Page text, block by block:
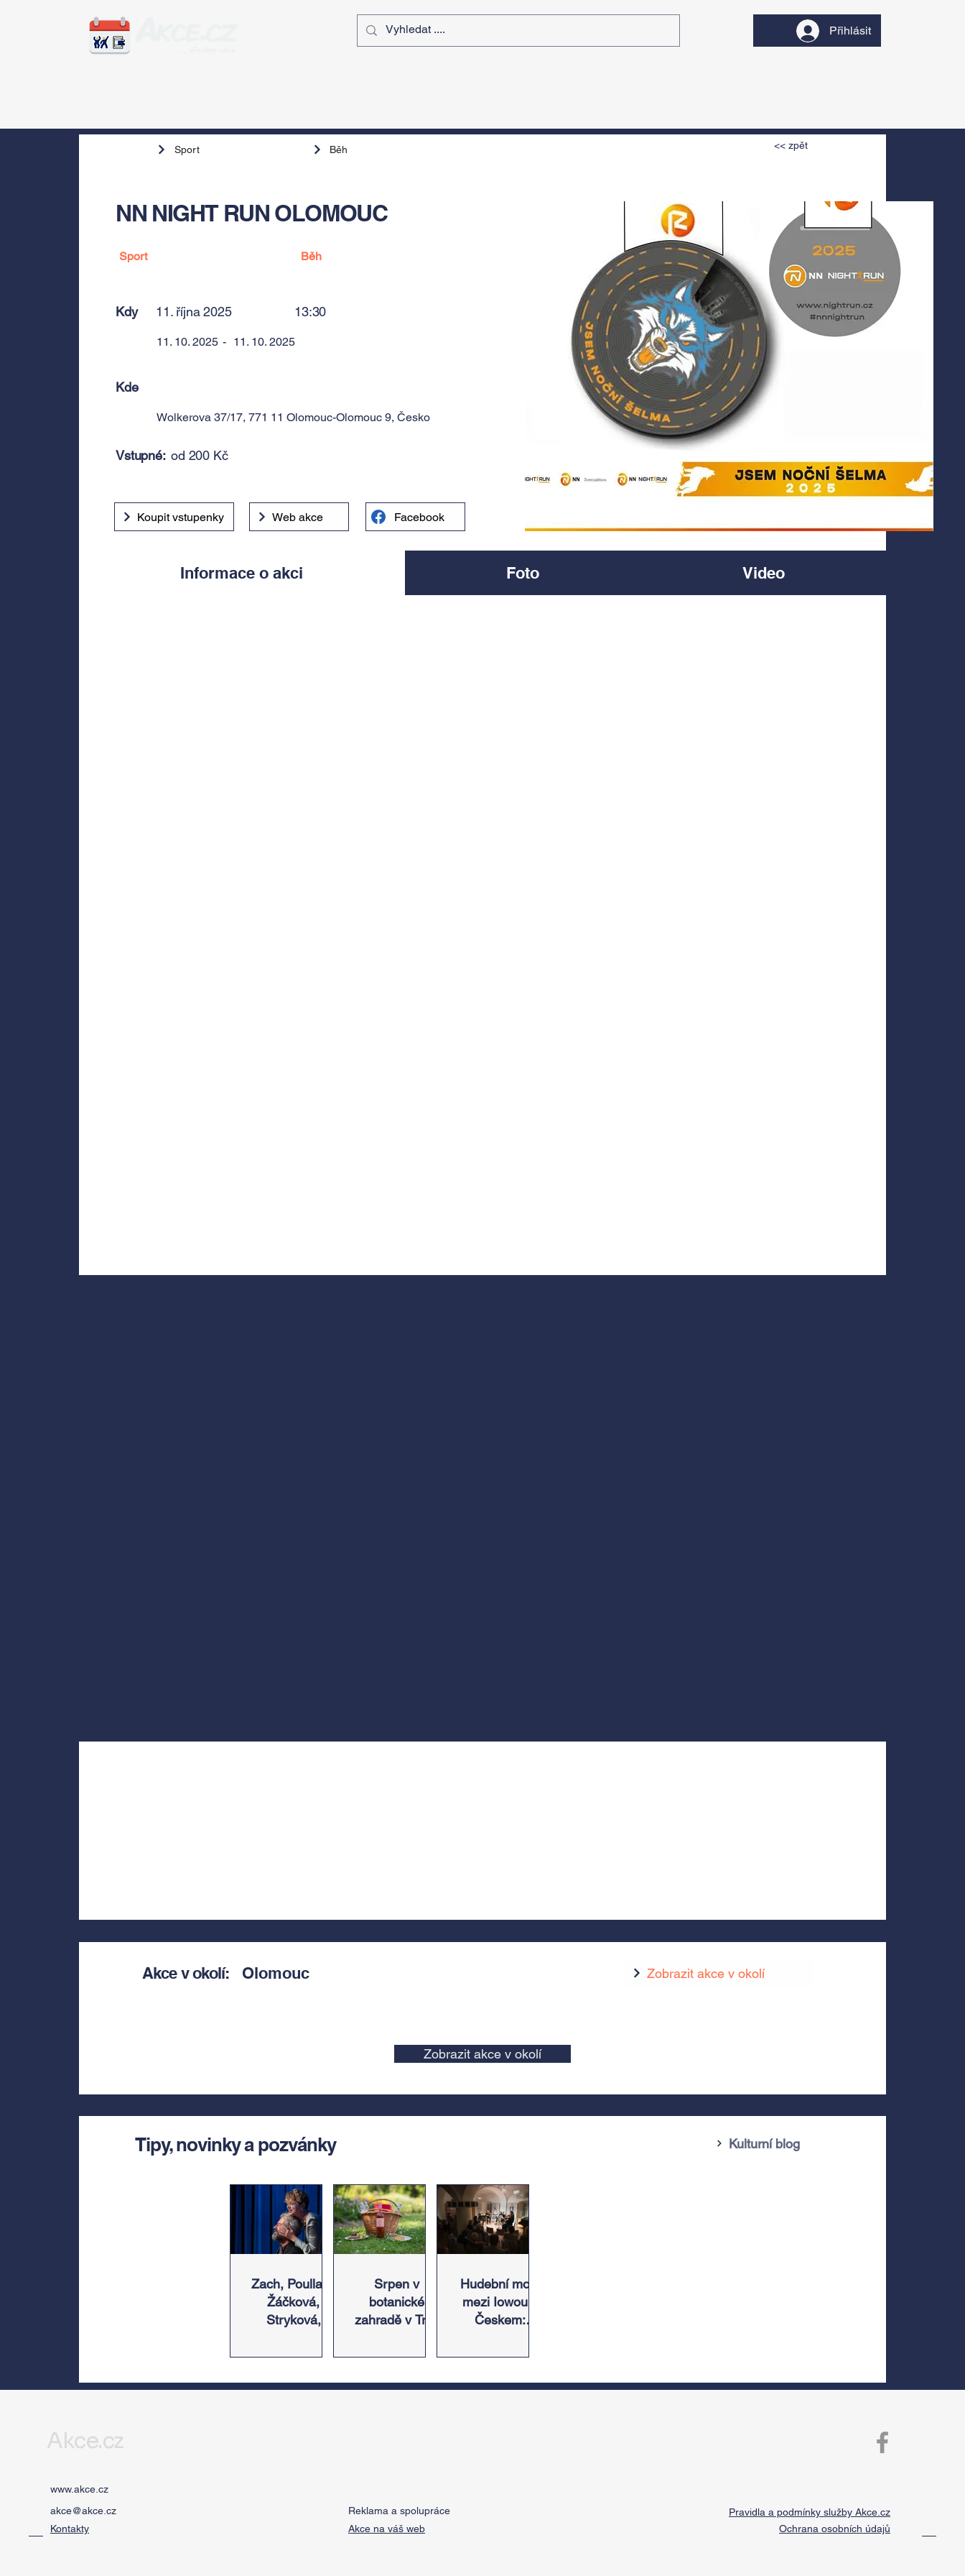
Přihlásit
Sport Běh << zpět
NN NIGHT RUN OLOMOUC
Sport Běh
Kdy 11. října 2025 13:30
11. 10. 2025 - 11. 10. 2025
Kde
Wolkerova 37/17, 771 11 Olomouc-Olomouc 9, Česko
Vstupné: od 200 Kč
Koupit vstupenky Web akce Facebook
Informace o akci Foto Video
Akce v okolí: Olomouc Zobrazit akce v okolí
Zobrazit akce v okolí
Tipy, novinky a pozvánky Kulturní blog
Zach, Poullain,
Žáčková,
Stryková,
Žák se v srpnu
Divadlem Bez
Srpen v
botanické
zahradě v Troji
pravěku
světa a
Hudební most
mezi Iowou a
Českem:
Antonína
jeho rodném
Akce.cz
www.akce.cz
akce@akce.cz
Kontakty
Reklama a spolupráce
Akce na váš web
Pravidla a podmínky služby Akce.cz
Ochrana osobních údajů